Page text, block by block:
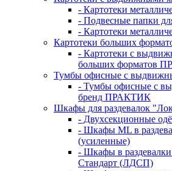
- Картотеки
- Подвесные папки
- Картотеки
Картотеки больших
- Картотеки с
больших форматов
Тумбы офисные с
- Тумбы офисные с
бренд ПРАКТИК
Шкафы для раздевалок
- Двухсекционные
- Шкафы ML в
(усиленные)
- Шкафы в
Стандарт (ЛДСП)